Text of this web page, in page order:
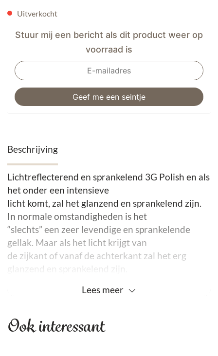
Uitverkocht
Stuur mij een bericht als dit product weer op
voorraad is
Beschrijving
Lichtreflecterend en sprankelend 3G Polish en als
het onder een intensieve
licht komt, zal het glanzend en sprankelend zijn.
In normale omstandigheden is het
“slechts” een zeer levendige en sprankelende
gellak. Maar als het licht krijgt van
de zijkant of vanaf de achterkant zal het erg
glanzend en sprankelend zijn.
Lees meer
Ook interessant